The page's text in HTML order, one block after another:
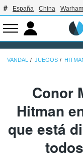
España China
VANDAL JUEGOS
Conor
Hitman
que está